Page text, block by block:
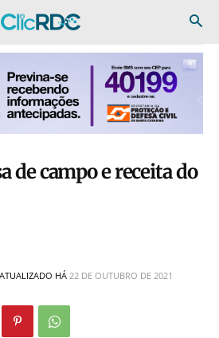
de campo e receita do
ATUALIZADO HÁ 22 DE OUTUBRO DE 2021